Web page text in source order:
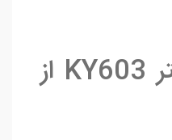
خرید کواد کوپتر KY603 از